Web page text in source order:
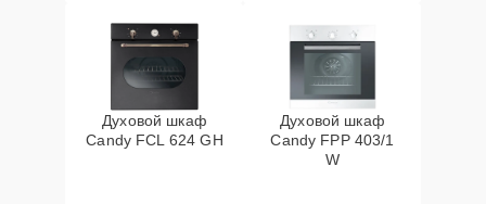
Духовой шкаф
Candy FCL 624 GH
Духовой шкаф
Candy FPP 403/1
W